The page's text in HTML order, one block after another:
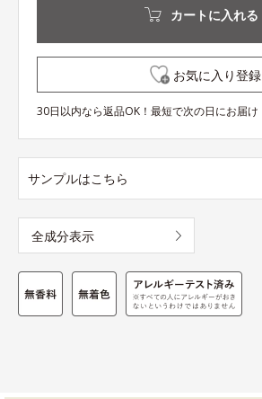
カートに入れる
お気に入り登録
30日以内なら返品OK！最短で次の日にお届け
サンプルはこちら
全成分表示